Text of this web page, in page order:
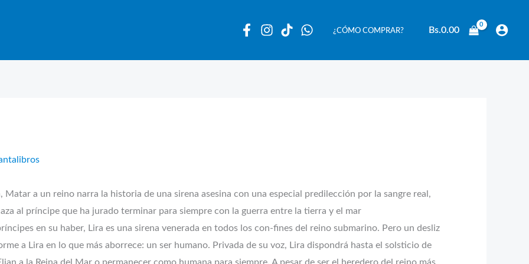
¿CÓMO COMPRAR? Bs.0.00
a un reino narra la historia de una sirena asesina con una especial predilección por la sangre real,
al príncipe que ha jurado terminar para siempre con la guerra entre la tierra y el mar
en su haber, Lira es una sirena venerada en todos los con-fines del reino submarino. Pero un desliz
a Lira en lo que más aborrece: un ser humano. Privada de su voz, Lira dispondrá hasta el solsticio de